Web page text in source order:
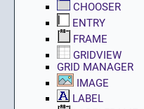
CHOOSER
ENTRY
FRAME
GRIDVIEW
GRID MANAGER
IMAGE
LABEL